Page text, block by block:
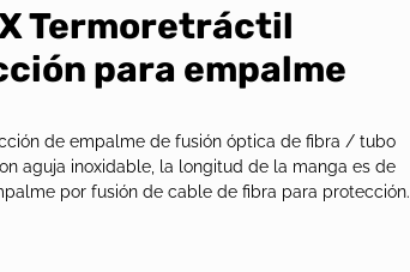
Termoretráctil
para empalme
de empalme de fusión óptica de fibra / tubo
aguja inoxidable, la longitud de la manga es de
por fusión de cable de fibra para protección.